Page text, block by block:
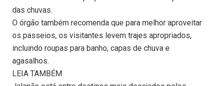
das chuvas.
O órgão também recomenda que para melhor aproveitar
os passeios, os visitantes levem trajes apropriados,
incluindo roupas para banho, capas de chuva e
agasalhos.
LEIA TAMBÉM